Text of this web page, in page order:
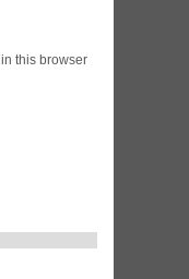
this browser